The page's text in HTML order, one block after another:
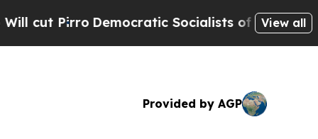
Socialists of America Propose Radical
View all
Provided by AGP